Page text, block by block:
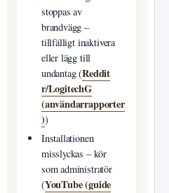
stoppas av
brandvägg –
tillfälligt inaktivera
eller lägg till
undantag (Reddit
r/LogitechG
(användarrapporter
))
Installationen
misslyckas – kör
som administratör
(YouTube (guide